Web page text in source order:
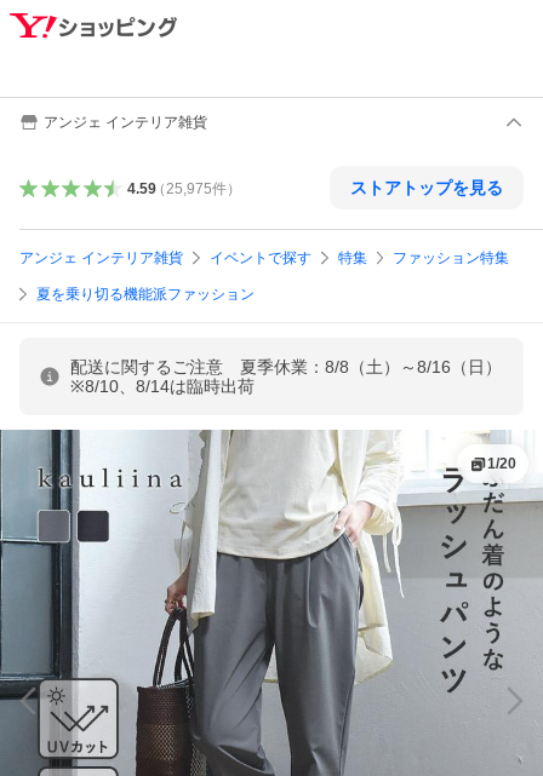
アンジェ インテリア雑貨
4.59（ 25,975件） ストアトップを見る
アンジェ インテリア雑貨 イベントで探す 特集 ファッション特集
夏を乗り切る機能派ファッション
配送に関するご注意 夏季休業：8/8（土）～8/16（日）
※8/10、8/14は臨時出荷
1/20